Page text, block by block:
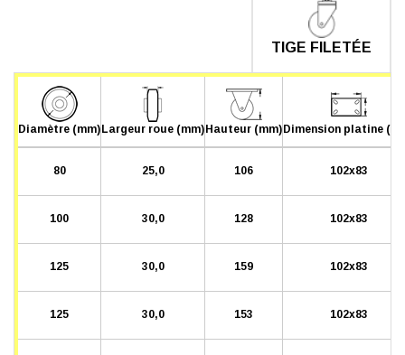
TIGE FILETÉE
Diamètre (mm) Largeur roue (mm) Hauteur (mm) Dimension platine
80 25,0 106 102x83
100 30,0 128 102x83
125 30,0 159 102x83
125 30,0 153 102x83